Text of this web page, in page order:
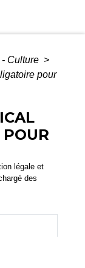
Culture >
pour
légale et
des